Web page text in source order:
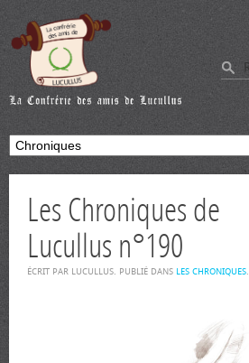
Les Chroniques de
Lucullus n°190
ÉCRIT PAR LUCULLUS. PUBLIÉ DANS LES CHRONIQUES.